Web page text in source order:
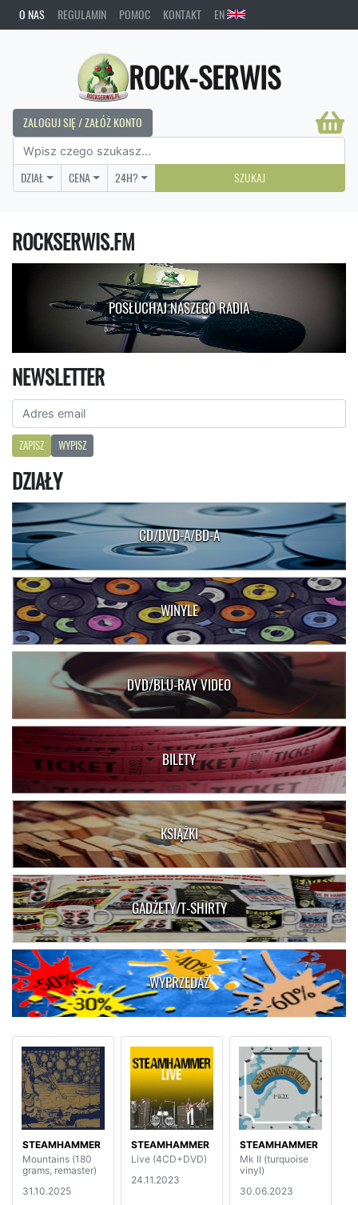
O NAS REGULAMIN POMOC KONTAKT EN
ROCK-SERWIS
ZALOGUJ SIĘ / ZAŁÓŻ KONTO
DZIAŁ CENA 24H? SZUKAJ
ROCKSERWIS.FM
POSŁUCHAJ NASZEGO RADIA
NEWSLETTER
ZAPISZ WYPISZ
DZIAŁY
CD/DVD-A/BD-A
WINYLE
DVD/BLU-RAY VIDEO
BILETY
KSIĄŻKI
GADŻETY/T-SHIRTY
WYPRZEDAŻ
STEAMHAMMER
Mountains (180
grams, remaster)
31.10.2025
STEAMHAMMER
Live (4CD+DVD)
24.11.2023
STEAMHAMMER
Mk II (turquoise
vinyl)
30.06.2023